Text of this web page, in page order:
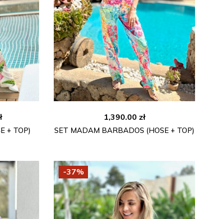
Aktueller
Preis
+ TOP)
1,390.00 zł
SET MADAM BARBADOS (HOSE + TOP)
-37%